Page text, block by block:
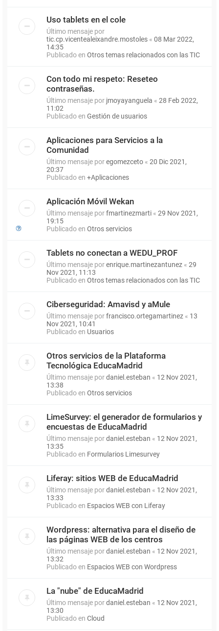
Uso tablets en el cole
Último mensaje por
tic.cp.vicentealeixandre.mostoles « 08 Mar 2022,
14:35
Publicado en Otros temas relacionados con las TIC
Con todo mi respeto: Reseteo
contraseñas.
Último mensaje por jmoyayanguela « 28 Feb 2022,
11:02
Publicado en Gestión de usuarios
Aplicaciones para Servicios a la
Comunidad
Último mensaje poregomezceto « 20 Dic 2021,
20:37
Publicado en +Aplicaciones
Aplicación Móvil Wekan
Último mensaje porfmartinezmarti « 29 Nov 2021,
19:15
Publicado en Otros servicios
Tablets no conectan a WEDU_PROF
Último mensaje porenrique.martinezantunez « 29
Nov 2021, 11:13
Publicado en Otros temas relacionados con las TIC
Ciberseguridad: Amavisd y aMule
Último mensaje porfrancisco.ortegamartinez « 13
Nov 2021, 10:41
Publicado en Usuarios
Otros servicios de la Plataforma
Tecnológica EducaMadrid
Último mensaje pordaniel.esteban « 12 Nov 2021,
13:38
Publicado en Otros servicios
LimeSurvey: el generador de formularios y
encuestas de EducaMadrid
Último mensaje pordaniel.esteban « 12 Nov 2021,
13:35
Publicado en Formularios Limesurvey
Liferay: sitios WEB de EducaMadrid
Último mensaje pordaniel.esteban « 12 Nov 2021,
13:33
Publicado en Espacios WEB con Liferay
Wordpress: alternativa para el diseño de
las páginas WEB de los centros
Último mensaje pordaniel.esteban « 12 Nov 2021,
13:32
Publicado en Espacios WEB con Wordpress
La "nube" de EducaMadrid
Último mensaje pordaniel.esteban « 12 Nov 2021,
13:30
Publicado en Cloud